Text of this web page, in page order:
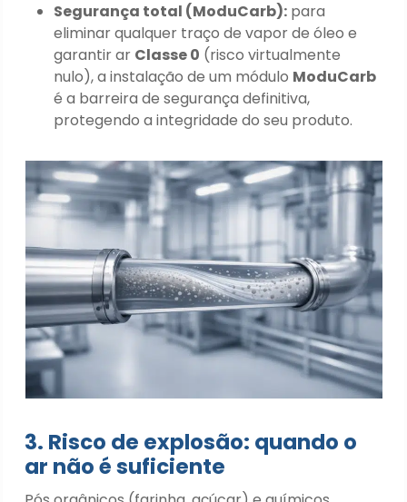
Segurança total (ModuCarb): para
eliminar qualquer traço de vapor de óleo e
garantir ar Classe 0 (risco virtualmente
nulo), a instalação de um módulo ModuCarb
é a barreira de segurança definitiva,
protegendo a integridade do seu produto.
3. Risco de explosão: quando o
ar não é suficiente